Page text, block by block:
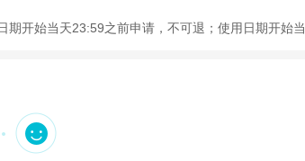
开始当天23:59之前申请，不可退；使用日期开始